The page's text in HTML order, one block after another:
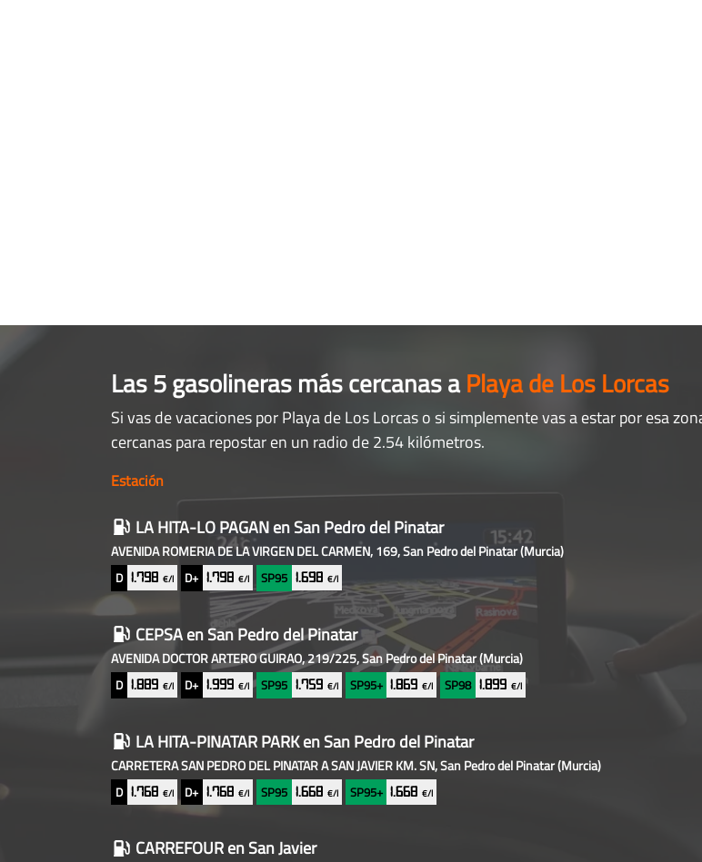
Las 5 gasolineras más cercanas aPlaya de Los Lorcas
Si vas de vacaciones por Playa de Los Lorcas o si simplemente vas a estar por esa
cercanas para repostar en un radio de 2.54 kilómetros.
Gasolineras
baratas
cercanas
Estación
LA HITA-LO PAGANen San Pedro del Pinatar
AVENIDA ROMERIA DE LA VIRGEN DEL CARMEN, 169, San Pedro del Pinatar(Murcia)
D 1.798 €/l D+ 1.798€/l SP95 1.698 €/l
CEPSAen San Pedro del Pinatar
AVENIDA DOCTOR ARTERO GUIRAO, 219/225, San Pedro del Pinatar(Murcia)
D 1.889 €/l D+ 1.999€/l SP95 1.759 €/l SP95+ 1.869€/l SP98 1.899 €/l
LA HITA-PINATAR PARKen San Pedro del Pinatar
CARRETERA SAN PEDRO DEL PINATAR A SAN JAVIER KM. SN, San Pedro del Pinatar(Murcia)
D 1.768 €/l D+ 1.768€/l SP95 1.668 €/l SP95+ 1.668€/l
CARREFOURen San Javier